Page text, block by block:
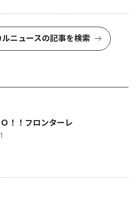
ニュースの記事を検索
！！フロンターレ